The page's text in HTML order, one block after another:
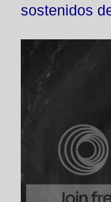
sostenidos